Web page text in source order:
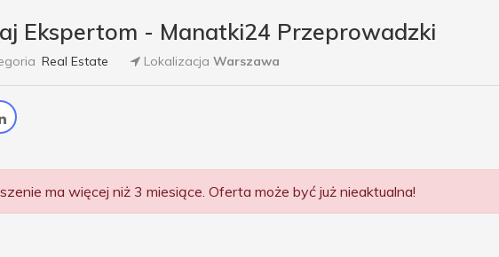
Ekspertom - Manatki24 Przeprowadzki
Real Estate Lokalizacja Warszawa
ma więcej niż 3 miesiące. Oferta może być już nieaktualna!